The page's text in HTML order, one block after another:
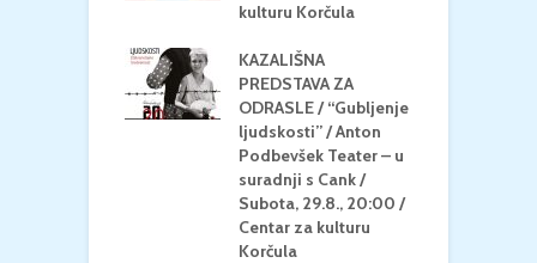
kulturu Korčula
KAZALIŠNA
PREDSTAVA ZA
ODRASLE / “Gubljenje
ljudskosti” / Anton
Podbevšek Teater – u
suradnji s Cank /
Subota, 29.8., 20:00 /
Centar za kulturu
Korčula